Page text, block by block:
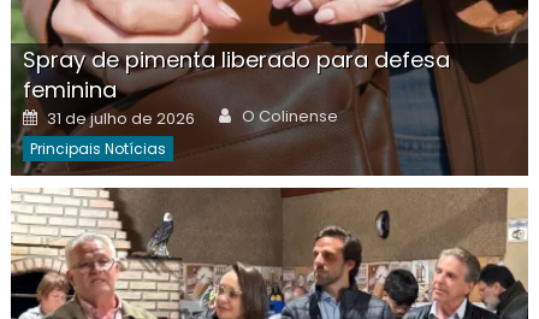
Spray de pimenta liberado para defesa
feminina
Posted
on
31 de julho de 2026 Author
O Colinense
Principais Notícias